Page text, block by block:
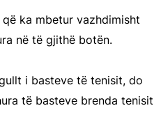
ka mbetur vazhdimisht
në të gjithë botën.
i basteve të tenisit, do
të basteve brenda tenisit